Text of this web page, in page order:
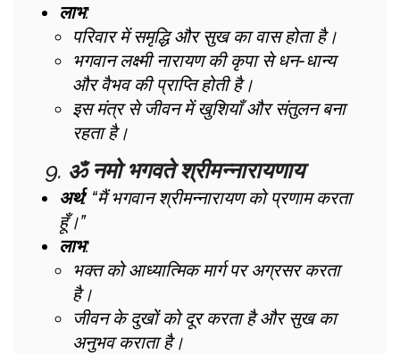
लाभ:
परिवार में समृद्धि और सुख का वास होता है।
भगवान लक्ष्मी नारायण की कृपा से धन-धान्य
और वैभव की प्राप्ति होती है।
इस मंत्र से जीवन में खुशियाँ और संतुलन बना
रहता है।
9. ॐ नमो भगवते श्रीमन्नारायणाय
अर्थ: “मैं भगवान श्रीमन्नारायण को प्रणाम करता
हूँ।”
लाभ:
भक्त को आध्यात्मिक मार्ग पर अग्रसर करता
है।
जीवन के दुखों को दूर करता है और सुख का
अनुभव कराता है।